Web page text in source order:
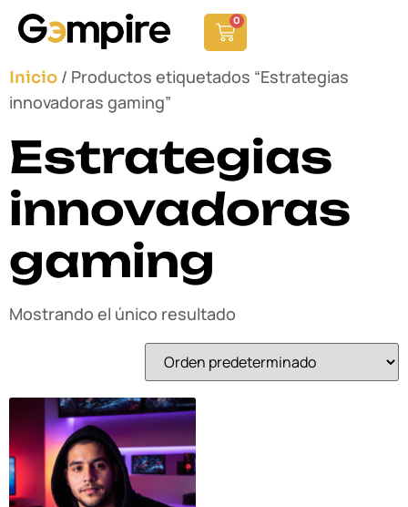
0
Inicio / Productos etiquetados “Estrategias
innovadoras gaming”
Estrategias
innovadoras
gaming
Mostrando el único resultado